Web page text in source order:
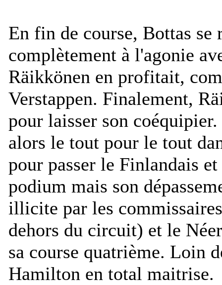
En fin de course, Bottas se
complètement à l'agonie
Räikkönen en profitait,
Verstappen. Finalement,
pour laisser son
alors le tout pour le tout
pour passer le Finlandais
podium mais son
illicite par les
dehors du circuit) et le
sa course quatrième. Loin
Hamilton en total maitrise.